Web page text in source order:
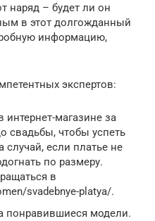
наряд – будет ли он
в этот долгожданный
информацию,
экспертов:
интернет-магазине за
свадьбы, чтобы успеть
случай, если платье не
по размеру.
в
svadebnye-platya/.
понравившиеся модели.